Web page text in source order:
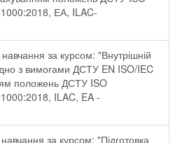
ЕА, ILAC-
за курсом: "Внутрішній
з вимогами ДСТУ EN ISO/IEC
положень ДСТУ ISO
ILAC, EA -
за курсом: "Підготовка